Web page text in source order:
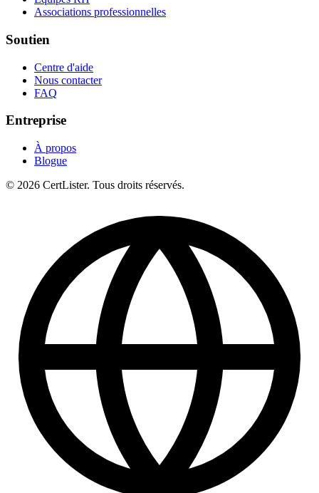
Associations professionnelles
Soutien
Centre d'aide
Nous contacter
FAQ
Entreprise
À propos
Blogue
© 2026 CertLister. Tous droits réservés.